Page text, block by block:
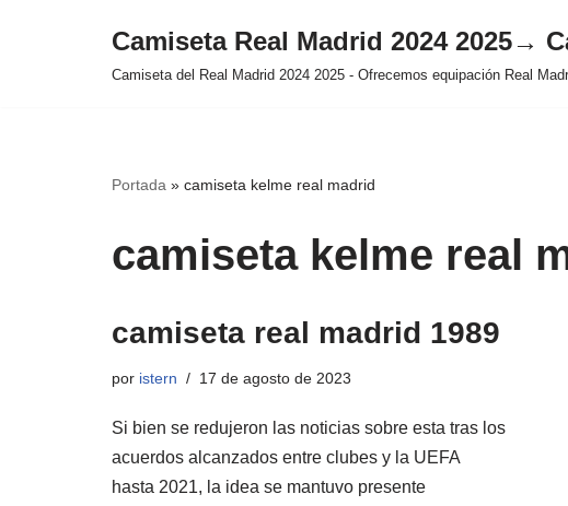
Camiseta Real Madrid 2024 2025→
Camiseta del Real Madrid 2024 2025 - Ofrecemos equipación Real
Portada » camiseta kelme real madrid
camiseta kelme real
camiseta real madrid 1989
por istern 17 de agosto de 2023
Si bien se redujeron las noticias sobre esta tras los
acuerdos alcanzados entre clubes y la UEFA
hasta 2021, la idea se mantuvo presente